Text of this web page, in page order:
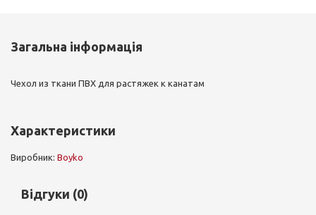
Загальна інформація
Чехол из ткани ПВХ для растяжек к канатам
Характеристики
Виробник: Boyko
Відгуки (0)